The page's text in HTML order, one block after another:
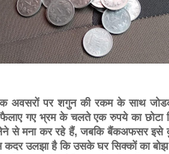
अवसरों पर शगुन की रकम के साथ
फैलाए गए भ्रम के चलते एक रुपये का
मना कर रहे हैं, जबकि बैंकअफसर इसे
उलझा है कि उसके घर सिक्कों का बोझ